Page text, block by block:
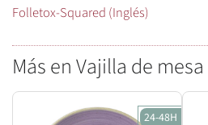
Folletox-Squared (Inglés)
Más en Vajilla de mesa
24-48H